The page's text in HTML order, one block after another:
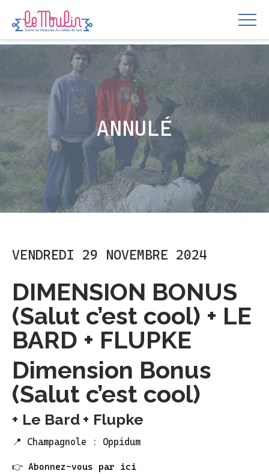
ANNULÉ
VENDREDI 29 NOVEMBRE 2024
DIMENSION BONUS
(Salut c’est cool) + LE
BARD + FLUPKE
Dimension Bonus
(Salut c’est cool)
Le Bard Flupke
📍 Champagnole : Oppidum
👉 Abonnez-vous par ici